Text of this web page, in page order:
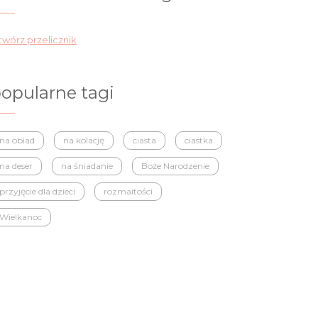
przelicznik
tagi
na obiad na kolację ciasta ciastka
na deser na śniadanie Boże Narodzenie
przyjęcie dla dzieci rozmaitości
Wielkanoc